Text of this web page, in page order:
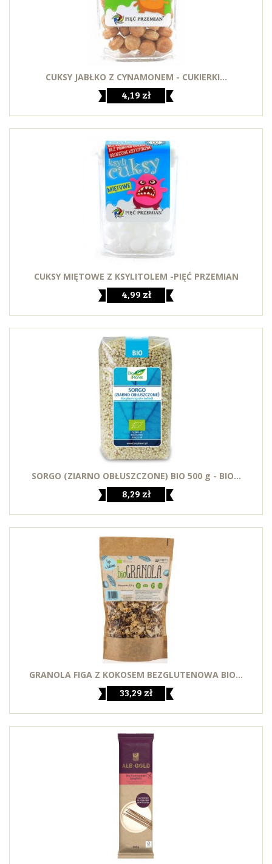
CUKSY JABŁKO Z CYNAMONEM - CUKIERKI...
4,19 zł
CUKSY MIĘTOWE Z KSYLITOLEM -PIĘĆ PRZEMIAN
4,99 zł
SORGO (ZIARNO OBŁUSZCZONE) BIO 500 g - BIO...
8,29 zł
GRANOLA FIGA Z KOKOSEM BEZGLUTENOWA BIO...
33,29 zł